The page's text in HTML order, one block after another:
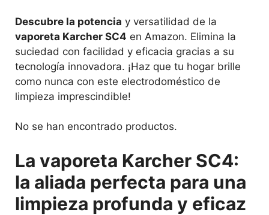
Descubre la potencia y versatilidad de la
vaporeta Karcher SC4 en Amazon. Elimina la
suciedad con facilidad y eficacia gracias a su
tecnología innovadora. ¡Haz que tu hogar brille
como nunca con este electrodoméstico de
limpieza imprescindible!
No se han encontrado productos.
La vaporeta Karcher SC4:
la aliada perfecta para una
limpieza profunda y eficaz